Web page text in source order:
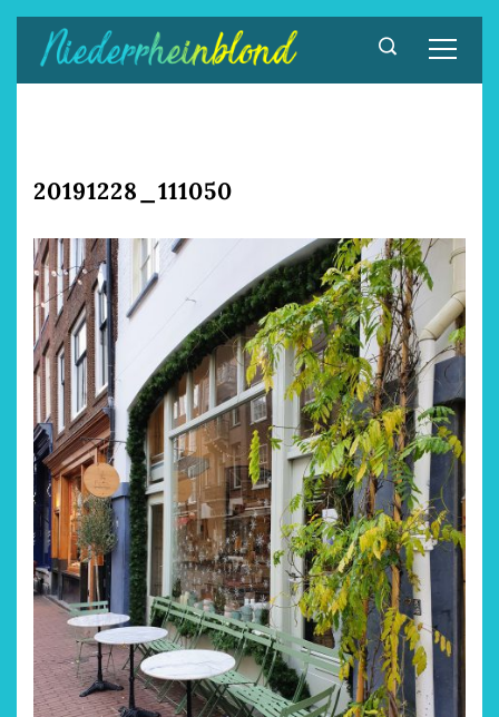
Zum
Inhalt
springen
20191228_111050